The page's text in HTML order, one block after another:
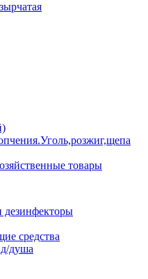
Уголь,розжиг,щепа
товары
дезинфекторы
средства
душа